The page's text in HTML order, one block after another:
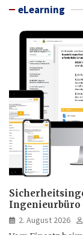
eLearning
Ingenieurbüro
hybrid und
2. August 2026